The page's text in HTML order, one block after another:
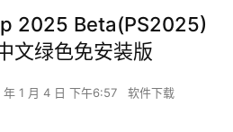
2025 Beta(PS2025)
文绿色免安装版
1 月 4 日 下午6:57
软件下载